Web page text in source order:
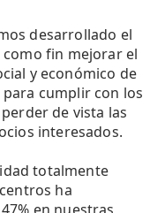
desarrollado el
fin mejorar el
y económico de
cumplir con los
de vista las
interesados.
totalmente
ha